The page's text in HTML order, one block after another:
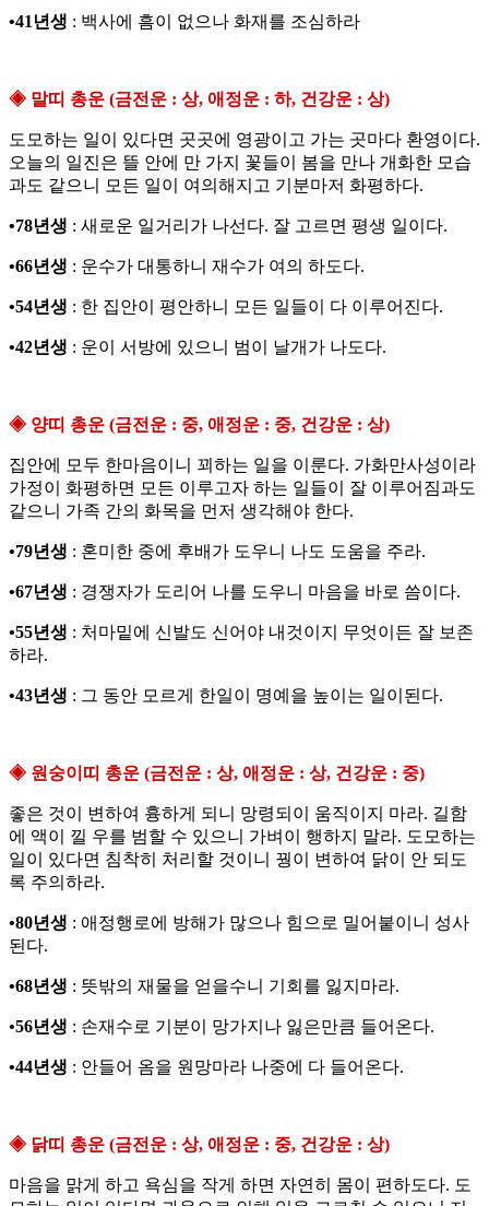
•41년생 : 백사에 흠이 없으나 화재를 조심하라
◈ 말띠 총운 (금전운 : 상, 애정운 : 하, 건강운 : 상)
도모하는 일이 있다면 곳곳에 영광이고 가는 곳마다 환영이다.
오늘의 일진은 뜰 안에 만 가지 꽃들이 봄을 만나 개화한 모습
과도 같으니 모든 일이 여의해지고 기분마저 화평하다.
•78년생 : 새로운 일거리가 나선다. 잘 고르면 평생 일이다.
•66년생 : 운수가 대통하니 재수가 여의 하도다.
•54년생 : 한 집안이 평안하니 모든 일들이 다 이루어진다.
•42년생 : 운이 서방에 있으니 범이 날개가 나도다.
◈ 양띠 총운 (금전운 : 중, 애정운 : 중, 건강운 : 상)
집안에 모두 한마음이니 꾀하는 일을 이룬다. 가화만사성이라
가정이 화평하면 모든 이루고자 하는 일들이 잘 이루어짐과도
같으니 가족 간의 화목을 먼저 생각해야 한다.
•79년생 : 혼미한 중에 후배가 도우니 나도 도움을 주라.
•67년생 : 경쟁자가 도리어 나를 도우니 마음을 바로 씀이다.
•55년생 : 처마밑에 신발도 신어야 내것이지 무엇이든 잘 보존
하라.
•43년생 : 그 동안 모르게 한일이 명예을 높이는 일이된다.
◈ 원숭이띠 총운 (금전운 : 상, 애정운 : 상, 건강운 : 중)
좋은 것이 변하여 흉하게 되니 망령되이 움직이지 마라. 길함
에 액이 낄 우를 범할 수 있으니 가벼이 행하지 말라. 도모하는
일이 있다면 침착히 처리할 것이니 꿩이 변하여 닭이 안 되도
록 주의하라.
•80년생 : 애정행로에 방해가 많으나 힘으로 밀어붙이니 성사
된다.
•68년생 : 뜻밖의 재물을 얻을수니 기회를 잃지마라.
•56년생 : 손재수로 기분이 망가지나 잃은만큼 들어온다.
•44년생 : 안들어 옴을 원망마라 나중에 다 들어온다.
◈ 닭띠 총운 (금전운 : 상, 애정운 : 중, 건강운 : 상)
마음을 맑게 하고 욕심을 작게 하면 자연히 몸이 편하도다. 도